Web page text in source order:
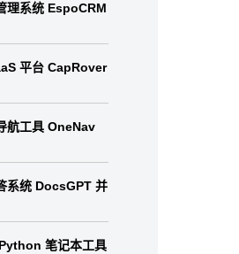
理系统 EspoCRM
平台 CapRover
航工具 OneNav
系统 DocsGPT 并
笔记本工具